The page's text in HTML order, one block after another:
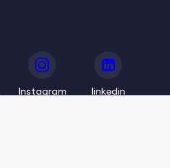
Instagram linkedin